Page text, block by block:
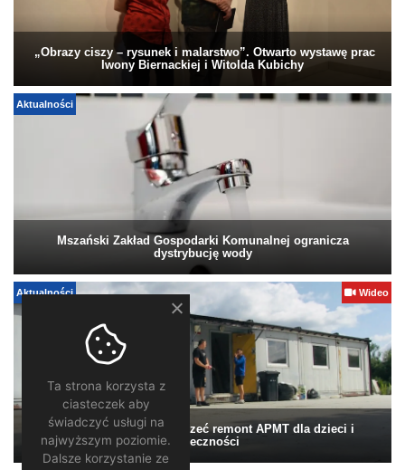
„Obrazy ciszy – rysunek i malarstwo”. Otwarto wystawę prac
Iwony Biernackiej i Witolda Kubichy
Aktualności
Mszański Zakład Gospodarki Komunalnej ogranicza
dystrybucję wody
Aktualności Wideo
Pomagamy. Warto wesprzeć remont APMT dla dzieci i
społeczności
Ta strona korzysta z
ciasteczek aby
świadczyć usługi na
najwyższym poziomie.
Dalsze korzystanie ze